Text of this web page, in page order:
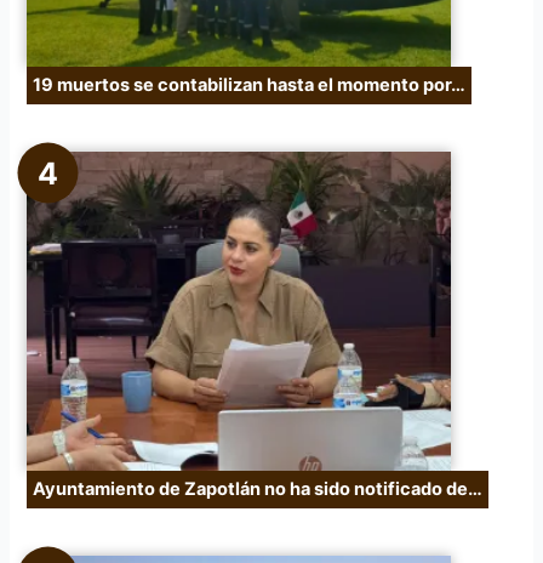
19 muertos se contabilizan hasta el momento por…
Ayuntamiento de Zapotlán no ha sido notificado de…